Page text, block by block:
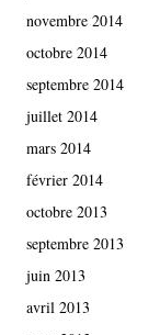
novembre 2014
octobre 2014
septembre 2014
juillet 2014
mars 2014
février 2014
octobre 2013
septembre 2013
juin 2013
avril 2013